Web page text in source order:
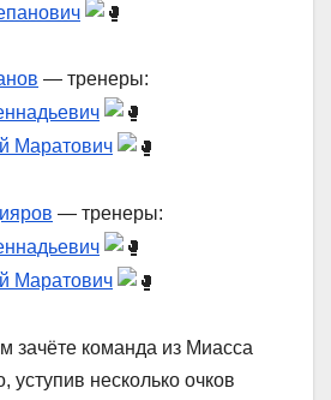
— тренеры:
Маратович
— тренеры:
Маратович
зачёте команда из Миасса
уступив несколько очков